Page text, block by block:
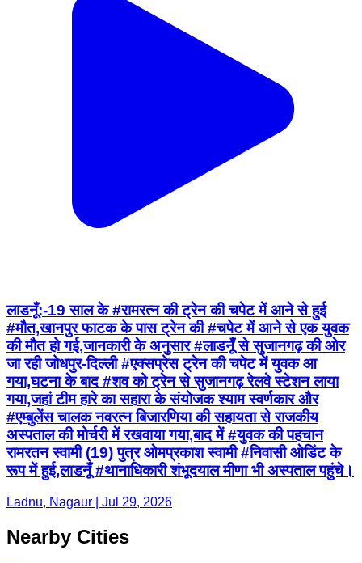
लाडनूँ:-19 साल के #रामरत्न की ट्रेन की चपेट में आने से हुई
#मौत,खानपुर फाटक के पास ट्रेन की #चपेट में आने से एक युवक
की मौत हो गई,जानकारी के अनुसार #लाडनूँ से सुजानगढ़ की ओर
जा रही जोधपुर-दिल्ली #एक्सप्रेस ट्रेन की चपेट में युवक आ
गया,घटना के बाद #शव को ट्रेन से सुजानगढ़ रेलवे स्टेशन लाया
गया,जहां टीम हारे का सहारा के संयोजक श्याम स्वर्णकार और
#एम्बुलेंस चालक नवरत्न बिजारणिया की सहायता से राजकीय
अस्पताल की मोर्चरी में रखवाया गया,बाद में #युवक की पहचान
रामरतन स्वामी (19) पुत्र ओमप्रकाश स्वामी #निवासी ओडिंट के
रूप में हुई,लाडनूँ #थानाधिकारी शंभूदयाल मीणा भी अस्पताल पहुंचे।
Ladnu, Nagaur | Jul 29, 2026
Nearby Cities